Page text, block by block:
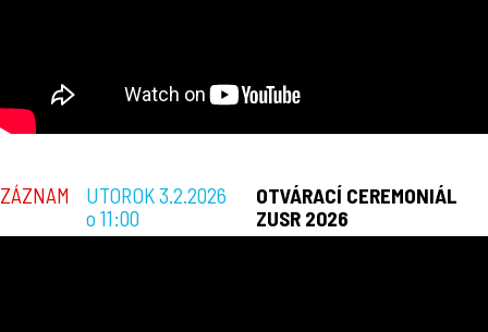
ZÁZNAM
UTOROK 3.2.2026
o 11:00
OTVÁRACÍ CEREMONIÁL
ZUSR 2026